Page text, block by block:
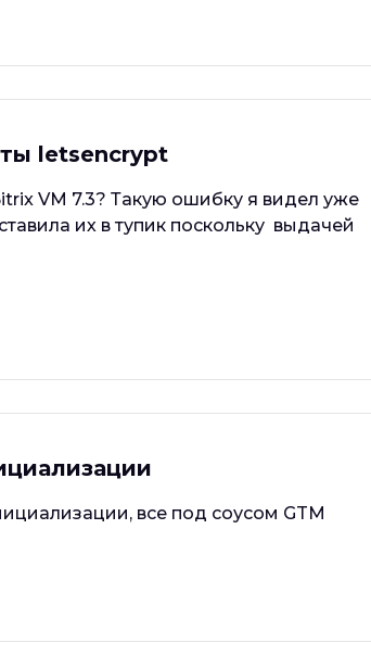
letsencrypt
VM 7.3? Такую ошибку я видел уже
их в тупик поскольку выдачей
все под соусом GTM